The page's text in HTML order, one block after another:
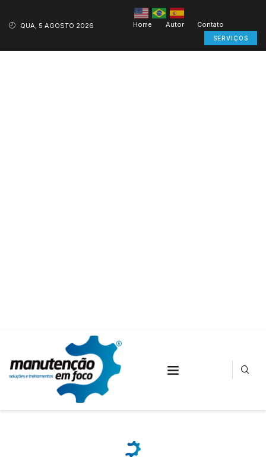
QUA, 5 AGOSTO 2026 Home Autor Contato
SERVIÇOS